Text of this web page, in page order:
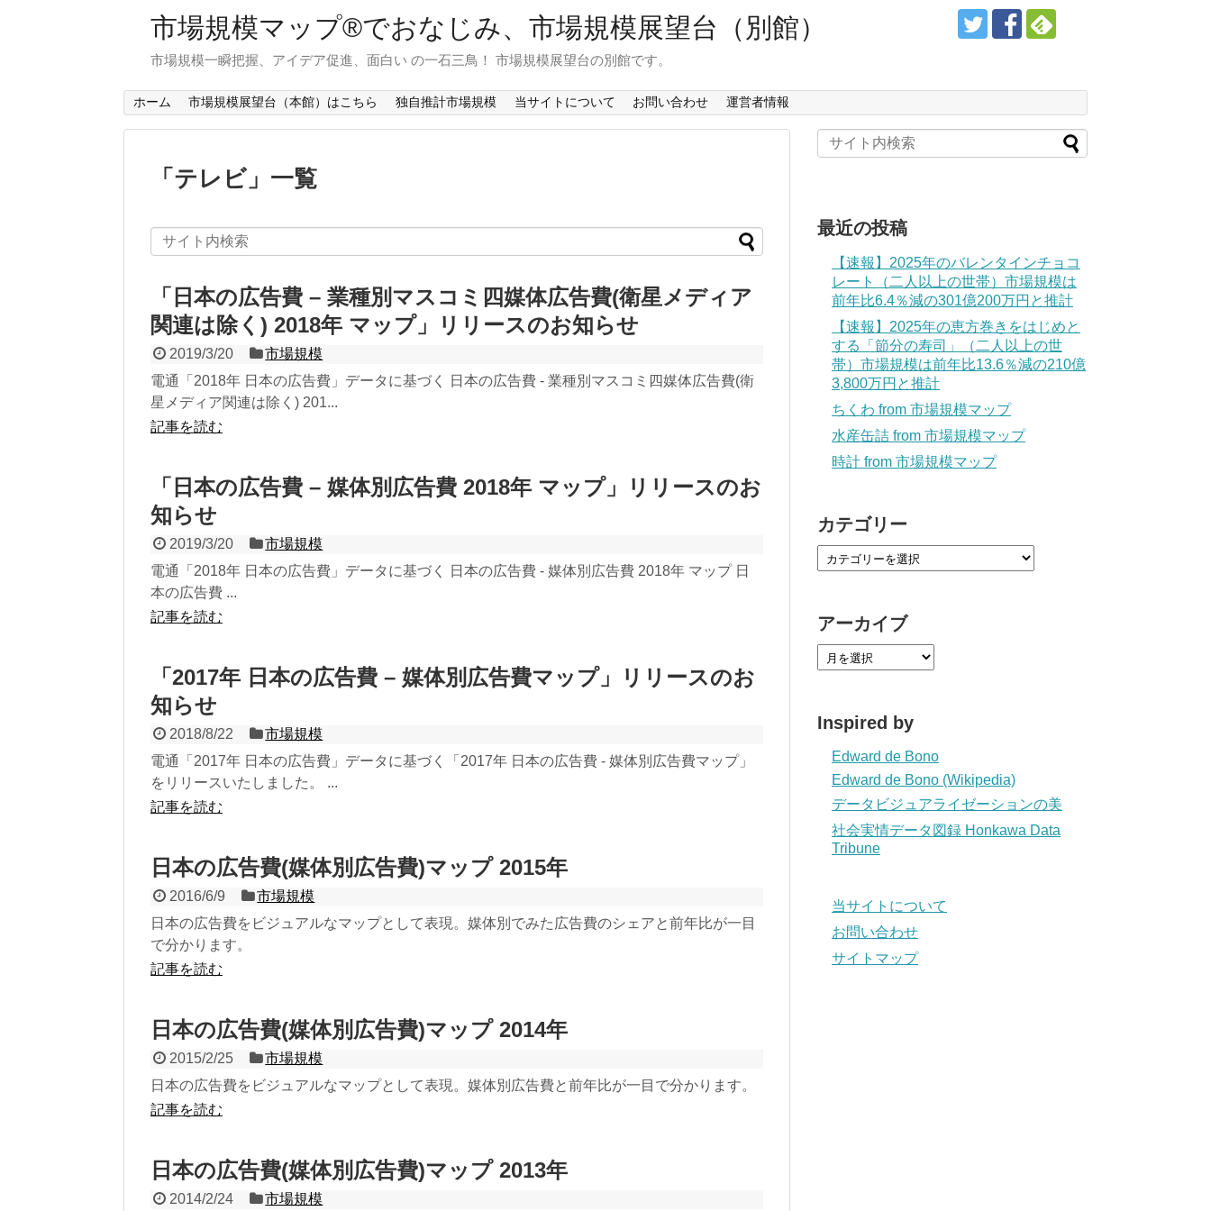
市場規模マップ®でおなじみ、市場規模展望台（別館）
市場規模一瞬把握、アイデア促進、面白い の一石三鳥！ 市場規模展望台の別館です。
ホーム 市場規模展望台（本館）はこちら 独自推計市場規模 当サイトについて お問い合わせ 運営者情報
「 テレビ 」 一覧
「日本の広告費 – 業種別マスコミ四媒体広告費(衛星メディア
関連は除く) 2018年 マップ」リリースのお知らせ
2019/3/20
市場規模
電通「2018年 日本の広告費」データに基づく 日本の広告費 - 業種別マスコミ四媒体広告費(衛
星メディア関連は除く) 201...
記事を読む
「日本の広告費 – 媒体別広告費 2018年 マップ」リリースのお
知らせ
2019/3/20
市場規模
電通「2018年 日本の広告費」データに基づく 日本の広告費 - 媒体別広告費 2018年 マップ 日
本の広告費 ...
記事を読む
「2017年 日本の広告費 – 媒体別広告費マップ」リリースのお
知らせ
2018/8/22
市場規模
電通「2017年 日本の広告費」データに基づく「2017年 日本の広告費 - 媒体別広告費マップ」
をリリースいたしました。 ...
記事を読む
日本の広告費(媒体別広告費)マップ 2015年
2016/6/9
市場規模
日本の広告費をビジュアルなマップとして表現。媒体別でみた広告費のシェアと前年比が一目
で分かります。
記事を読む
日本の広告費(媒体別広告費)マップ 2014年
2015/2/25
市場規模
日本の広告費をビジュアルなマップとして表現。媒体別広告費と前年比が一目で分かります。
記事を読む
日本の広告費(媒体別広告費)マップ 2013年
2014/2/24 市場規模
最近の投稿
【速報】2025年のバレンタインチョコ
レート（二人以上の世帯）市場規模は
前年比6.4％減の301億200万円と推計
【速報】2025年の恵方巻きをはじめと
する「節分の寿司」（二人以上の世
帯）市場規模は前年比13.6％減の210億
3,800万円と推計
ちくわ from 市場規模マップ
水産缶詰 from 市場規模マップ
時計 from 市場規模マップ
カテゴリー
アーカイブ
Inspired by
Edward de Bono
Edward de Bono (Wikipedia)
データビジュアライゼーションの美
社会実情データ図録 Honkawa Data
Tribune
当サイトについて
お問い合わせ
サイトマップ